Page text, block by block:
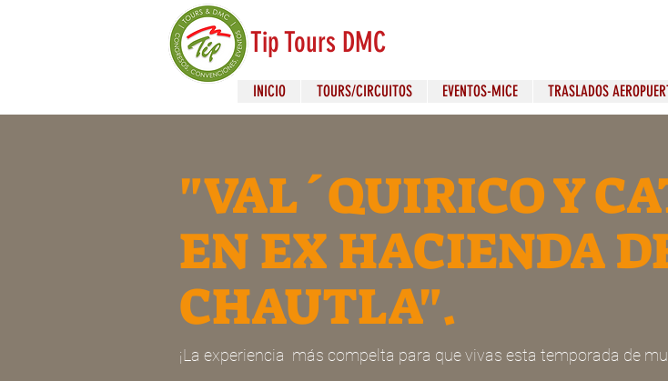
Tip Tours DMC
INICIO TOURS/CIRCUITOS EVENTOS-MICE TRASLADOS
"VAL´QUIRICO Y
EN EX HACIENDA
CHAUTLA".
¡La experiencia más compelta para que vivas esta temporada de